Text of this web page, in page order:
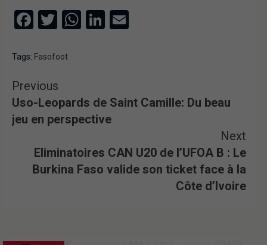
Facebook
Twitter
WhatsApp
LinkedIn
Tags: Fasofoot
Previous
Uso-Leopards de Saint Camille: Du beau
jeu en perspective
Next
Eliminatoires CAN U20 de l’UFOA B : Le
Burkina Faso valide son ticket face à la
Côte d’Ivoire